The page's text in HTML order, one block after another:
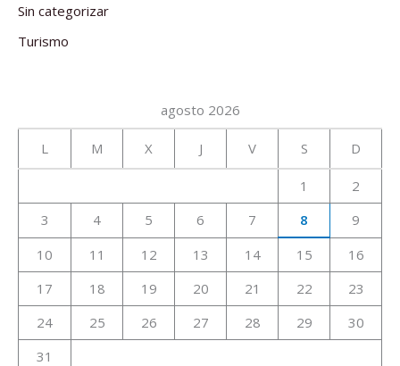
Sin categorizar
Turismo
agosto 2026
L M X J V S D
1
2
3
4 5 6 7 8
9
10
11 12 13 14 15
16
17
18 19 20 21 22
23
24
25 26 27 28 29
30
31